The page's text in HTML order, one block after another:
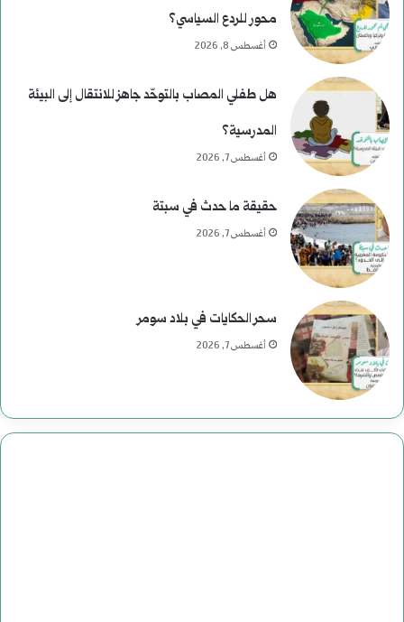
محور للردع السياسي؟
أغسطس 8, 2026
هل طفلي المصاب بالتوحّد جاهز للانتقال إلى البيئة
المدرسية؟
أغسطس 7, 2026
حقيقة ما حدث في سبتة
أغسطس 7, 2026
سحر الحكايات في بلاد سومر
أغسطس 7, 2026